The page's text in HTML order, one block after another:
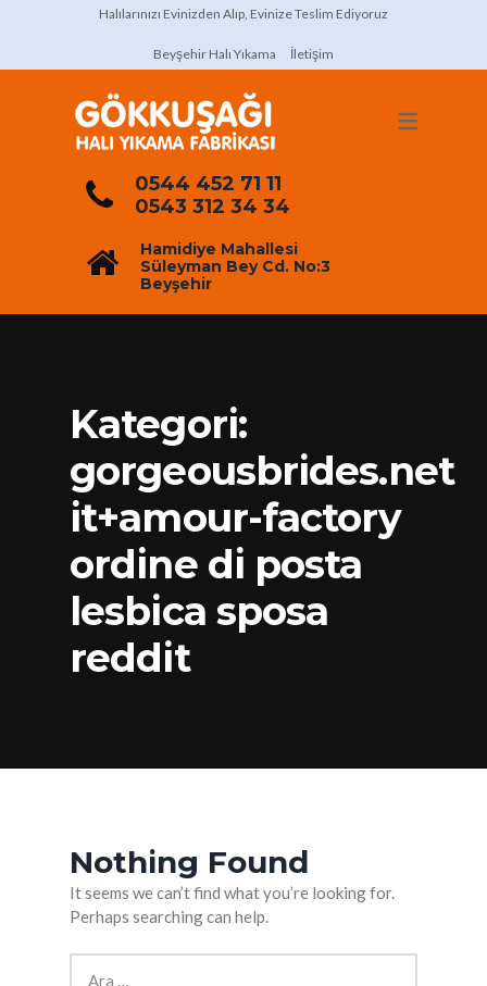
Halılarınızı Evinizden Alıp, Evinize Teslim Ediyoruz
Beyşehir Halı Yıkama İletişim
0544 452 71 11
0543 312 34 34
Hamidiye Mahallesi
Süleyman Bey Cd. No:3
Beyşehir
Kategori:
gorgeousbrides.net
it+amour-factory
ordine di posta
lesbica sposa
reddit
Nothing Found
It seems we can’t find what you’re looking for.
Perhaps searching can help.